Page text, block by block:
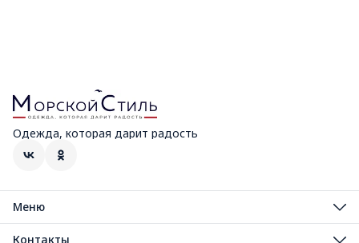
Одежда, которая дарит радость
Меню
Мужская коллекция
Распродажа
Контакты